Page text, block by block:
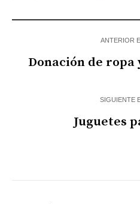
ANTERIOR
Donación de ropa
SIGUIENTE
Juguetes